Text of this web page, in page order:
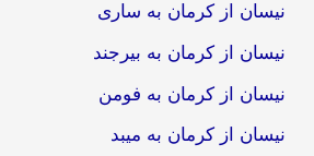
نیسان از کرمان به ساری
نیسان از کرمان به بیرجند
نیسان از کرمان به فومن
نیسان از کرمان به میبد